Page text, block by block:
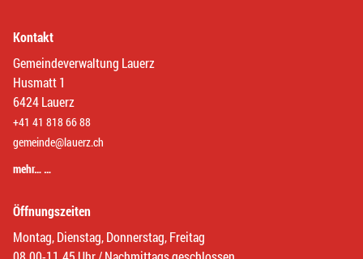
Kontakt
Gemeindeverwaltung Lauerz
Husmatt 1
6424 Lauerz
+41 41 818 66 88
gemeinde@lauerz.ch
mehr… …
Öffnungszeiten
Montag, Dienstag, Donnerstag, Freitag